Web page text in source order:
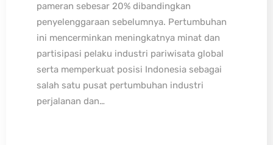
pameran sebesar 20% dibandingkan
penyelenggaraan sebelumnya. Pertumbuhan
ini mencerminkan meningkatnya minat dan
partisipasi pelaku industri pariwisata global
serta memperkuat posisi Indonesia sebagai
salah satu pusat pertumbuhan industri
perjalanan dan…